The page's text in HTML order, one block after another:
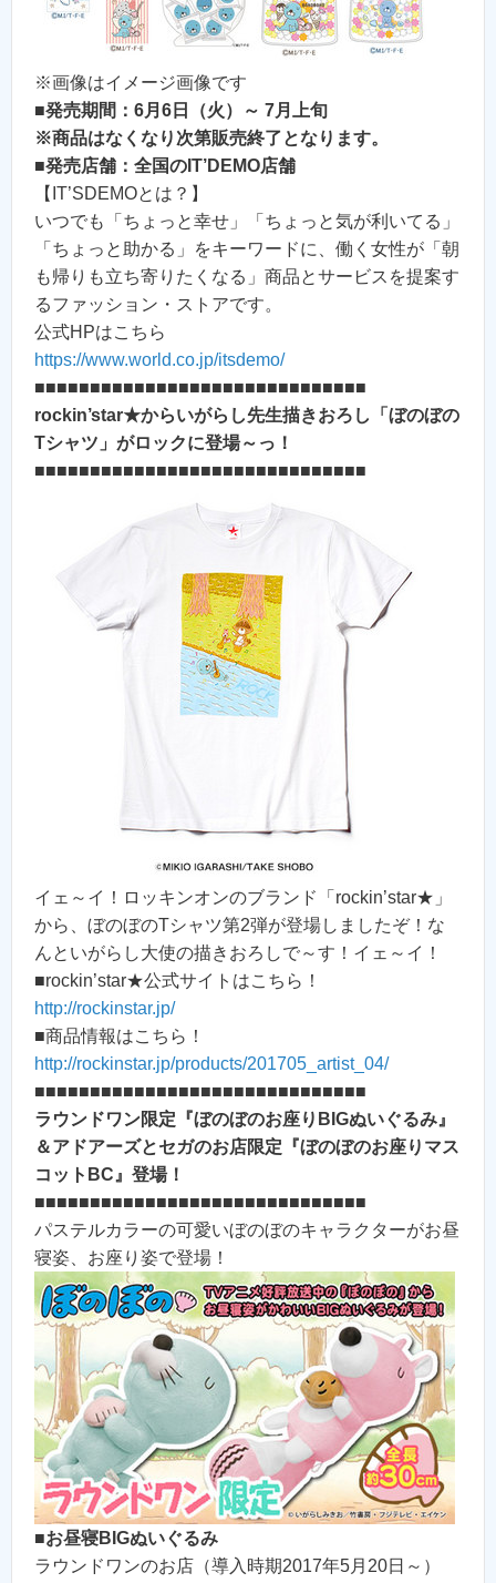
※画像はイメージ画像です
■発売期間：6月6日（火）～ 7月上旬
※商品はなくなり次第販売終了となります。
■発売店舗：全国のIT’DEMO店舗
【IT’SDEMOとは？】
いつでも「ちょっと幸せ」「ちょっと気が利いてる」
「ちょっと助かる」をキーワードに、働く女性が「朝
も帰りも立ち寄りたくなる」商品とサービスを提案す
るファッション・ストアです。
公式HPはこちら
https://www.world.co.jp/itsdemo/
■■■■■■■■■■■■■■■■■■■■■■■■■■■■■■
rockin’star★からいがらし先生描きおろし「ぼのぼの
Tシャツ」がロックに登場～っ！
■■■■■■■■■■■■■■■■■■■■■■■■■■■■■■
イェ～イ！ロッキンオンのブランド「rockin’star★」
から、ぼのぼのTシャツ第2弾が登場しましたぞ！な
んといがらし大使の描きおろしで～す！イェ～イ！
■rockin’star★公式サイトはこちら！
http://rockinstar.jp/
■商品情報はこちら！
http://rockinstar.jp/products/201705_artist_04/
■■■■■■■■■■■■■■■■■■■■■■■■■■■■■■
ラウンドワン限定『ぼのぼのお座りBIGぬいぐるみ』
＆アドアーズとセガのお店限定『ぼのぼのお座りマス
コットBC』登場！
■■■■■■■■■■■■■■■■■■■■■■■■■■■■■■
パステルカラーの可愛いぼのぼのキャラクターがお昼
寝姿、お座り姿で登場！
■お昼寝BIGぬいぐるみ
ラウンドワンのお店（導入時期2017年5月20日～）